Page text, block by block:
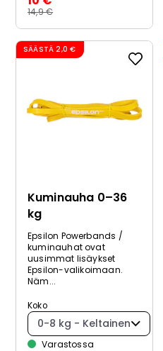
14,9 €
SÄÄSTÄ 2,0 €
Kuminauha 0–36
kg
Epsilon Powerbands /
kuminauhat ovat
uusimmat lisäykset
Epsilon-valikoimaan.
Näm...
Koko
0-8 kg - Keltainen
Varastossa